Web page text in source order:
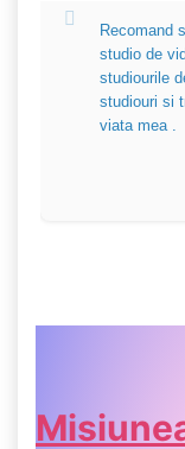
Recomand
studio de
studiourile
studiouri si
viata mea .